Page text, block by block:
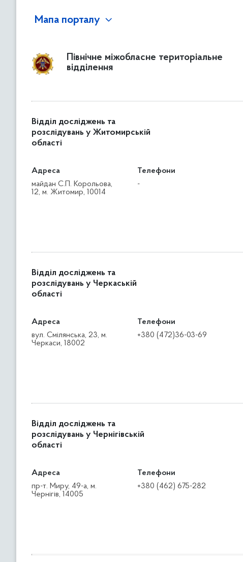
Мапа порталу
Північне міжобласне територіальне
відділення
Відділ досліджень та
розслідувань у Житомирській
області
Адреса
майдан С.П. Корольова,
12, м. Житомир, 10014
Телефони
-
Відділ досліджень та
розслідувань у Черкаській
області
Адреса
вул. Смілянська, 23, м.
Черкаси, 18002
Телефони
+380 (472)36-03-69
Відділ досліджень та
розслідувань у Чернігівській
області
Адреса
пр-т. Миру, 49-а, м.
Чернігів, 14005
Телефони
+380 (462) 675-282